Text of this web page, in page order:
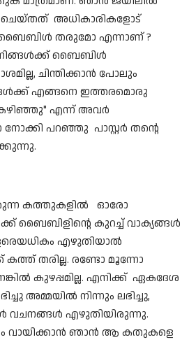
ചെയ്തത് അധികാരികളോട്
ബൈബിൾ തരുമോ എന്നാണ് ?
ബൈബിൾ
ചിന്തിക്കാൻ പോലും
എങ്ങനെ ഇത്തരമൊരു
എന്ന് അവർ
പറഞ്ഞു പാസ്റ്റർ തന്റെ
കത്തുകളിൽ ഓരോ
ബൈബിളിൻ്റെ കുറച്ച് വാക്യങ്ങൾ
എഴുതിയാൽ
തരില്ല. രണ്ടോ മൂന്നോ
കുഴപ്പമില്ല. എനിക്ക് ഏകദേശ
അമ്മയിൽ നിന്നും ലഭിച്ചു,
വചനങ്ങൾ എഴുതിയിരുന്നു.
വായിക്കാൻ ഞാൻ ആ കതുകളെ